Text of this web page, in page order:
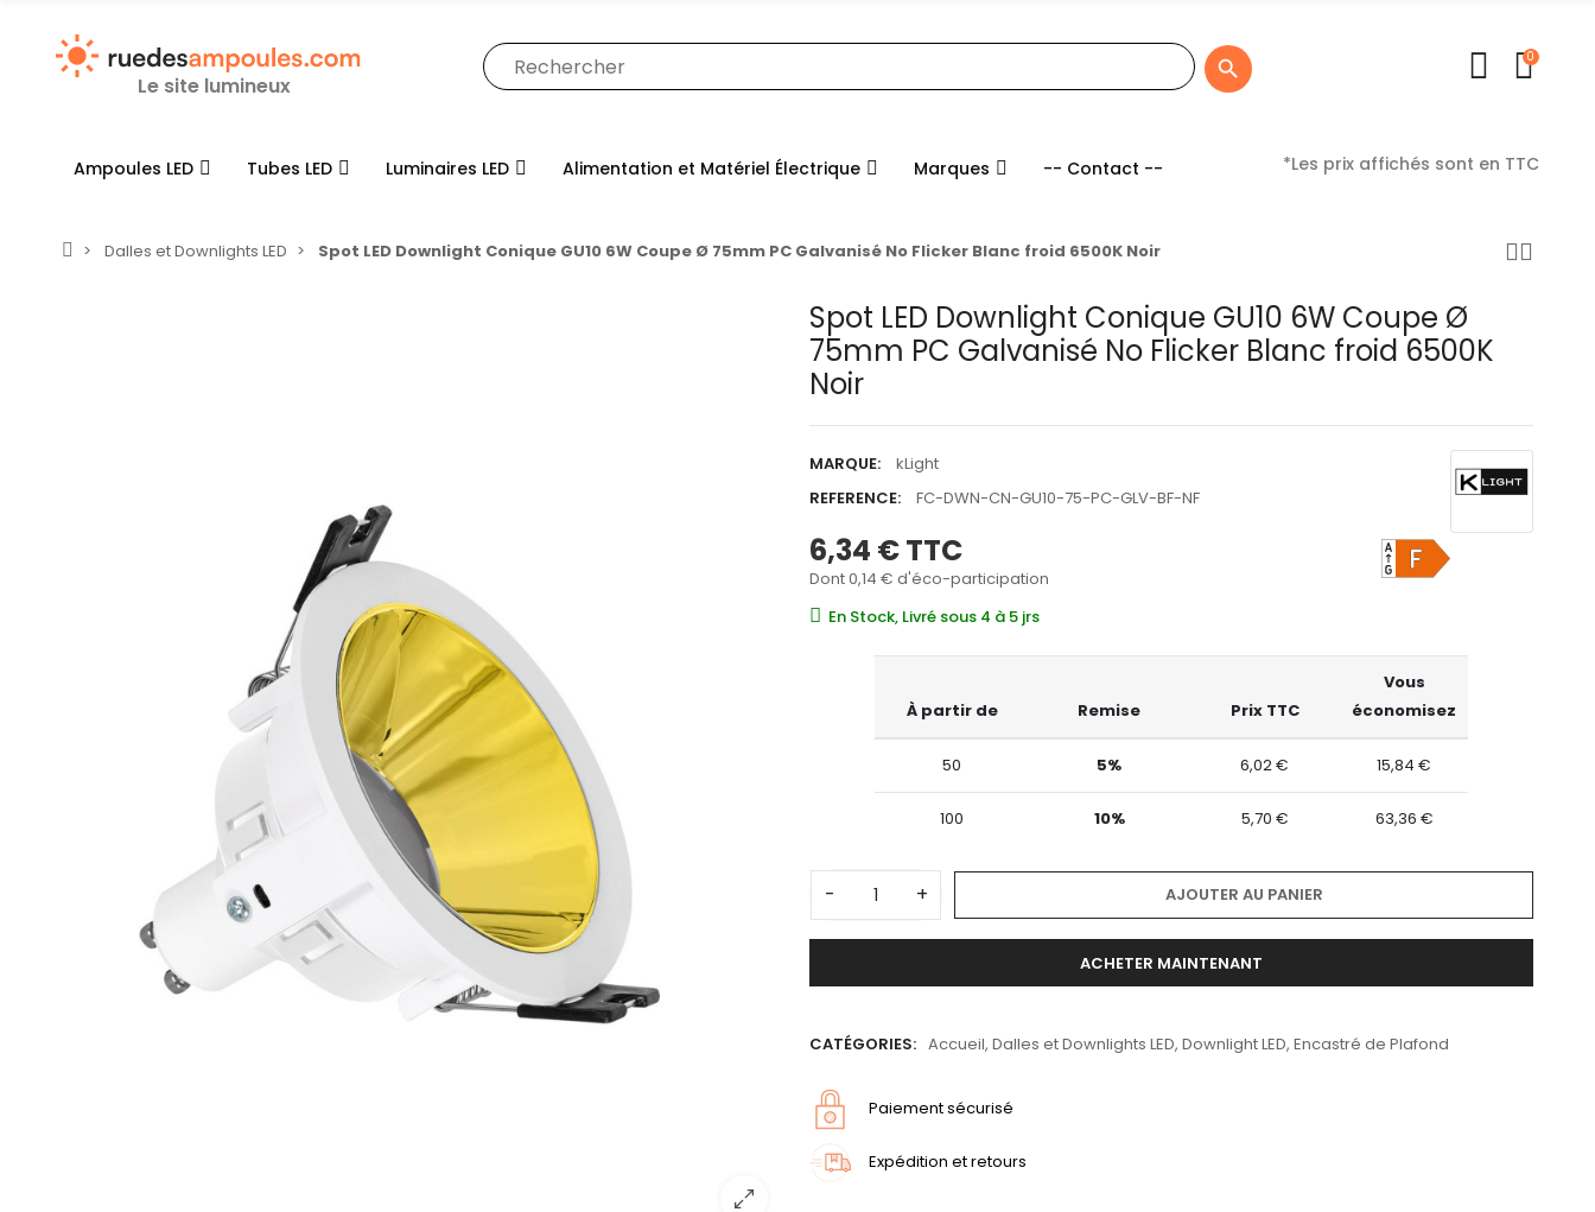
Le site lumineux

0
Ampoules LED Tubes LED Luminaires LED Alimentation et Matériel Électrique Marques -- Contact -- *Les prix affichés sont en TTC
Dalles et Downlights LED Spot LED Downlight Conique GU10 6W Coupe Ø 75mm PC Galvanisé No Flicker Blanc froid 6500K Noir
Spot LED Downlight Conique GU10 6W Coupe Ø
75mm PC Galvanisé No Flicker Blanc froid 6500K
Noir
MARQUE:
kLight
REFERENCE:
FC-DWN-CN-GU10-75-PC-GLV-BF-NF
6,34 €TTC
Dont 0,14 € d'éco-participation
En Stock, Livré sous 4 à 5 jrs
À partir de Remise Prix TTC
Vous
économisez
50 5% 6,02 € 15,84 €
100 10% 5,70 € 63,36 €
- + AJOUTER AU PANIER
ACHETER MAINTENANT
CATÉGORIES: Accueil, Dalles et Downlights LED, Downlight LED, Encastré de Plafond
Paiement sécurisé
Expédition et retours